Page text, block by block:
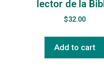
lector de la
$32.00
Add to cart